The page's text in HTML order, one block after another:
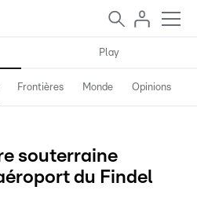
Play
Frontières Monde Opinions
souterraine
du Findel